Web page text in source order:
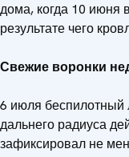
дома, когда 10 июня
результате чего
Свежие воронки
6 июля
дальнего радиуса
зафиксировал не